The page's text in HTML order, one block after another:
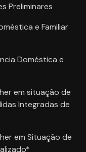
Preliminares
e Familiar
Doméstica e
em situação de
Integradas de
em Situação de